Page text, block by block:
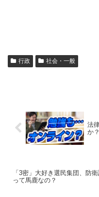
行政 社会・一般
法
か？
「3密」大好き選民集団、防
って馬鹿なの？